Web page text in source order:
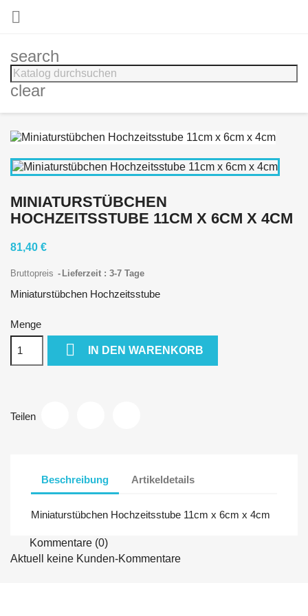

search
clear
MINIATURSTÜBCHEN
HOCHZEITSSTUBE 11CM X 6CM X 4CM
81,40 €
Bruttopreis Lieferzeit : 3-7 Tage
Miniaturstübchen Hochzeitsstube
Menge
 IN DEN WARENKORB
Teilen
Beschreibung Artikeldetails
Miniaturstübchen Hochzeitsstube 11cm x 6cm x 4cm
Kommentare (0)
Aktuell keine Kunden-Kommentare